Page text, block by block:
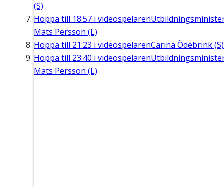
(S)
Hoppa till 18:57 i videospelaren
Mats Persson (L)
Hoppa till 21:23 i videospelarenCarina Ödebrink (S)
Hoppa till 23:40 i videospelaren
Mats Persson (L)